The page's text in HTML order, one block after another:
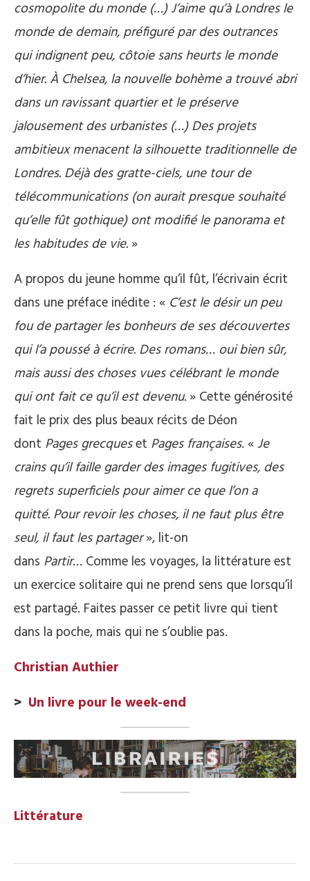
cosmopolite du monde (…) J’aime qu’à Londres le
monde de demain, préfiguré par des outrances
qui indignent peu, côtoie sans heurts le monde
d’hier. À Chelsea, la nouvelle bohème a trouvé abri
dans un ravissant quartier et le préserve
jalousement des urbanistes (…) Des projets
ambitieux menacent la silhouette traditionnelle de
Londres. Déjà des gratte-ciels, une tour de
télécommunications (on aurait presque souhaité
qu’elle fût gothique) ont modifié le panorama et
les habitudes de vie. »
A propos du jeune homme qu’il fût, l’écrivain écrit
dans une préface inédite : « C’est le désir un peu
fou de partager les bonheurs de ses découvertes
qui l’a poussé à écrire. Des romans… oui bien sûr,
mais aussi des choses vues célébrant le monde
qui ont fait ce qu’il est devenu. » Cette générosité
fait le prix des plus beaux récits de Déon
dont Pages grecqueset Pages françaises. «Je
crains qu’il faille garder des images fugitives, des
regrets superficiels pour aimer ce que l’on a
quitté. Pour revoir les choses, il ne faut plus être
seul, il faut les partager», lit-on
dans Partir… Comme les voyages, la littérature est
un exercice solitaire qui ne prend sens que lorsqu’il
est partagé. Faites passer ce petit livre qui tient
dans la poche, mais qui ne s’oublie pas.
Christian Authier
> Un livre pour le week-end
Littérature